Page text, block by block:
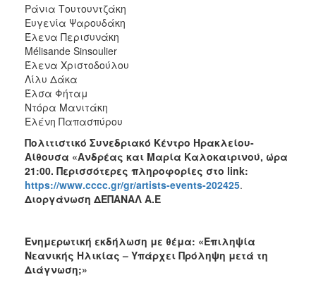
Ράνια Τουτουντζάκη
Ευγενία Ψαρουδάκη
Έλενα Περισυνάκη
Mélisande Sinsoulier
Έλενα Χριστοδούλου
Λίλυ Δάκα
Έλσα Φήταμ
Ντόρα Μανιτάκη
Ελένη Παπασπύρου
Πολιτιστικό Συνεδριακό Κέντρο Ηρακλείου-
Αίθουσα «Ανδρέας και Μαρία Καλοκαιρινού, ώρα
21:00. Περισσότερες πληροφορίες στο link:
https://www.cccc.gr/gr/artists-events-202425.
Διοργάνωση ΔΕΠΑΝΑΛ Α.Ε
Ενημερωτική εκδήλωση με θέμα: «Επιληψία
Νεανικής Ηλικίας – Υπάρχει Πρόληψη μετά τη
Διάγνωση;»